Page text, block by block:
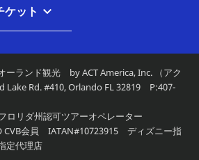
ケット 
ーランド観光 by ACT America, Inc. （アク
Lake Rd. #410, Orlando FL 32819 P:407-
リダ州認可ツアーオペレーター
CVB会員 IATAN#10723915 ディズニー指
定代理店